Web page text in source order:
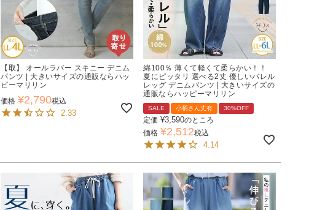
【取】 オールラバー スキニー デニム
パンツ | 大きいサイズの通販ならハッ
ピーマリリン
価格 ¥2,790税込
2.33
綿100％ 薄くて軽くて柔らかい！！
夏にピッタリ 選べる2丈 優しいバレル
レッグ デニムパンツ | 大きいサイズの
通販ならハッピーマリリン
SALE 小柄さん丈有 30%OFF
定価 ¥3,590のところ
価格 ¥2,512税込
4.14